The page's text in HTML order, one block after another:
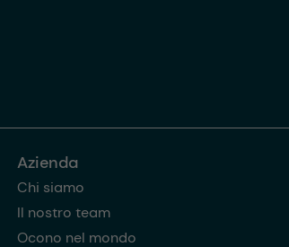
Azienda
Chi siamo
Il nostro team
Ocono nel mondo